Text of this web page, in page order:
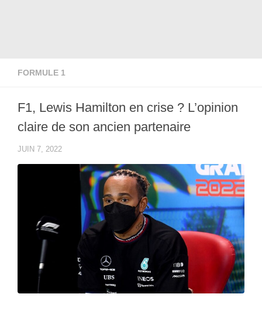
FORMULE 1
F1, Lewis Hamilton en crise ? L’opinion
claire de son ancien partenaire
JUIN 7, 2022